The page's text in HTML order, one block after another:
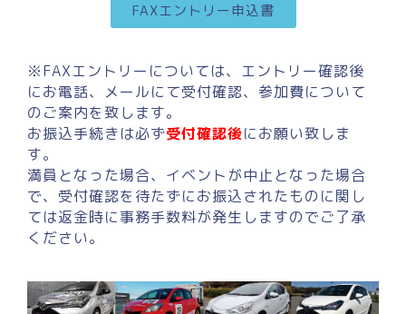
FAXエントリー申込書
※FAXエントリーについては、エントリー確認後
にお電話、メールにて受付確認、参加費について
のご案内を致します。
お振込手続きは必ず受付確認後にお願い致しま
す。
満員となった場合、イベントが中止となった場合
で、受付確認を待たずにお振込されたものに関し
ては返金時に事務手数料が発生しますのでご了承
ください。